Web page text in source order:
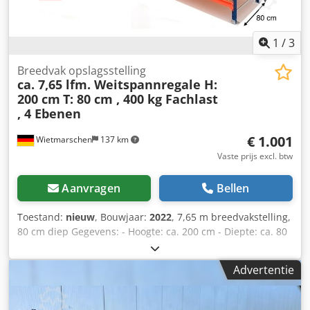
1 /3
Wietmarschen 137 km
Breedvak opslagsstelling
ca. 7,65 lfm. Weitspannregale H:
200 cm T: 80 cm , 400 kg Fachlast
, 4 Ebenen
€ 1.001
Vaste prijs excl. btw
Aanvragen Bellen
Toestand: nieuw, Bouwjaar: 2022, 7,65 m breedvakstelling,
80 cm diep Gegevens: - Hoogte: ca. 200 cm - Diepte: ca. 80
cm - Lengte: ca. 9,56 meter (lopende meter)
Stellingsaanbieding bestaande uit: - 05 x staanders ca. 200
x 60 cm, gedemonteerd - 32 x liggers ca. 185 cm - 16 x
legborden ca. 184,5 x 79,5 cm - 32 x dwarsverbindingen
(ca. 80 cm, verzinkt) - Inclusief borgpennen - Model: BLT,
Advertentie